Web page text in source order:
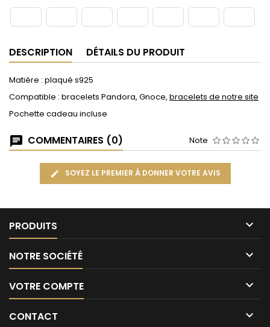
DESCRIPTION DÉTAILS DU PRODUIT
Matière : plaqué s925
Compatible : bracelets Pandora, Gnoce, bracelets de notre site
Pochette cadeau incluse
COMMENTAIRES (0) Note
SOYEZ LE PREMIER À DONNER VOTRE AVIS
PRODUITS 
NOTRE SOCIÉTÉ 
VOTRE COMPTE 
CONTACT 